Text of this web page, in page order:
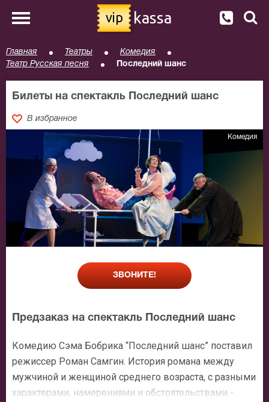
vip kassa
Главная Театры
Комедия
Театр Русская песня
Последний шанс
Билеты на спектакль Последний шанс
В избранное
Комедия
ЗВОНИТЕ!
Предзаказ на спектакль Последний шанс
Комедию Сэма Бобрика “Последний шанс” поставил
режиссер Роман Самгин. История романа между
мужчиной и женщиной среднего возраста, с разными
характерами, намерениями и обстоятельствами -